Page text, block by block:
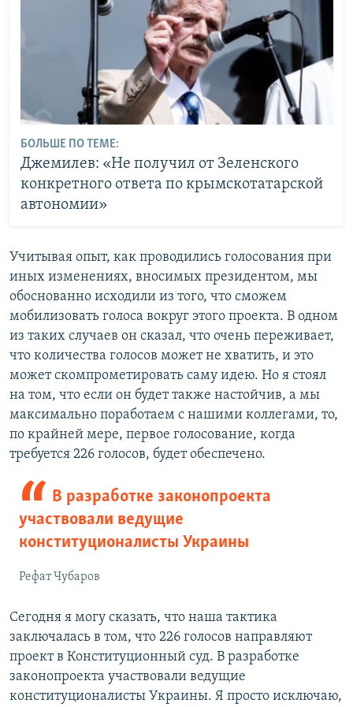
БОЛЬШЕ ПО ТЕМЕ:
Джемилев: «Не получил от Зеленского
конкретного ответа по крымскотатарской
автономии»
Учитывая опыт, как проводились голосования при
иных изменениях, вносимых президентом, мы
обоснованно исходили из того, что сможем
мобилизовать голоса вокруг этого проекта. В одном
из таких случаев он сказал, что очень переживает,
что количества голосов может не хватить, и это
может скомпрометировать саму идею. Но я стоял
на том, что если он будет также настойчив, а мы
максимально поработаем с нашими коллегами, то,
по крайней мере, первое голосование, когда
требуется 226 голосов, будет обеспечено.
В разработке законопроекта
участвовали ведущие
конституционалисты Украины
Рефат Чубаров
Сегодня я могу сказать, что наша тактика
заключалась в том, что 226 голосов направляют
проект в Конституционный суд. В разработке
законопроекта участвовали ведущие
конституционалисты Украины. Я просто исключаю,